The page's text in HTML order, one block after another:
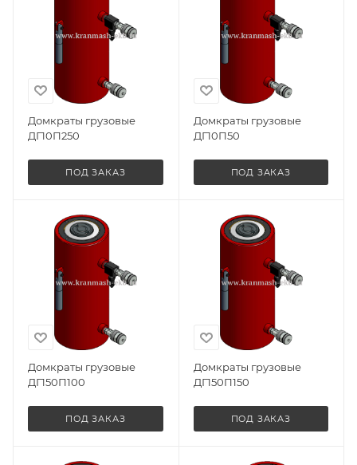
Домкраты грузовые
ДГ10П250
ПОД ЗАКАЗ
Домкраты грузовые
ДГ10П50
ПОД ЗАКАЗ
Домкраты грузовые
ДГ150П100
ПОД ЗАКАЗ
Домкраты грузовые
ДГ150П150
ПОД ЗАКАЗ